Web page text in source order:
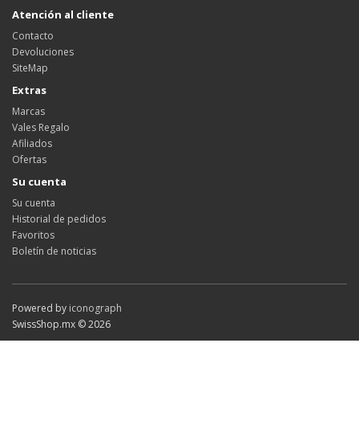
Atención al cliente
Contacto
Devoluciones
SiteMap
Extras
Marcas
Vales Regalo
Afiliados
Ofertas
Su cuenta
Su cuenta
Historial de pedidos
Favoritos
Boletín de noticias
Powered by iconograph
SwissShop.mx © 2026